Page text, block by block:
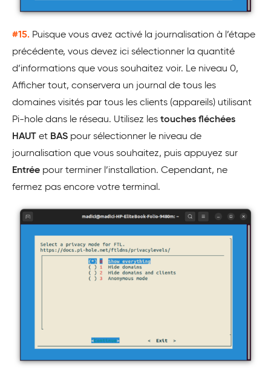
#15. Puisque vous avez activé la journalisation à l’étape
précédente, vous devez ici sélectionner la quantité
d’informations que vous souhaitez voir. Le niveau 0,
Afficher tout, conservera un journal de tous les
domaines visités par tous les clients (appareils) utilisant
Pi-hole dans le réseau. Utilisez les touches fléchées
HAUT et BAS pour sélectionner le niveau de
journalisation que vous souhaitez, puis appuyez sur
Entrée pour terminer l’installation. Cependant, ne
fermez pas encore votre terminal.